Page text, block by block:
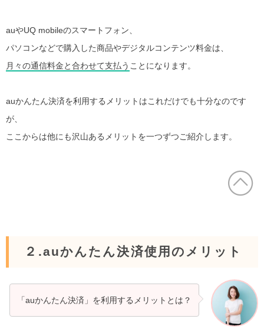
auやUQ mobileのスマートフォン、
パソコンなどで購入した商品やデジタルコンテンツ料金は、
月々の通信料金と合わせて支払う ことになります。
auかんたん決済を利用するメリットはこれだけでも十分なのです
が、
ここからは他にも沢山あるメリットを一つずつご紹介します。
２.auかんたん決済使用のメリット
「auかんたん決済」を利用するメリットとは？